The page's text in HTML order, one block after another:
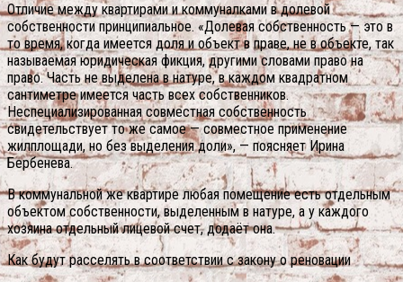
Отличие между квартирами и коммуналками в долевой
собственности принципиальное. «Долевая собственность — это в
то время, когда имеется доля и объект в праве, не в объекте, так
называемая юридическая фикция, другими словами право на
право. Часть не выделена в натуре, в каждом квадратном
сантиметре имеется часть всех собственников.
Неспециализированная совместная собственность
свидетельствует то же самое — совместное применение
жилплощади, но без выделения доли», — поясняет Ирина
Бербенева.
В коммунальной же квартире любая помещение есть отдельным
объектом собственности, выделенным в натуре, а у каждого
хозяина отдельный лицевой счет, додаёт она.
Как будут расселять в соответствии с закону о реновации